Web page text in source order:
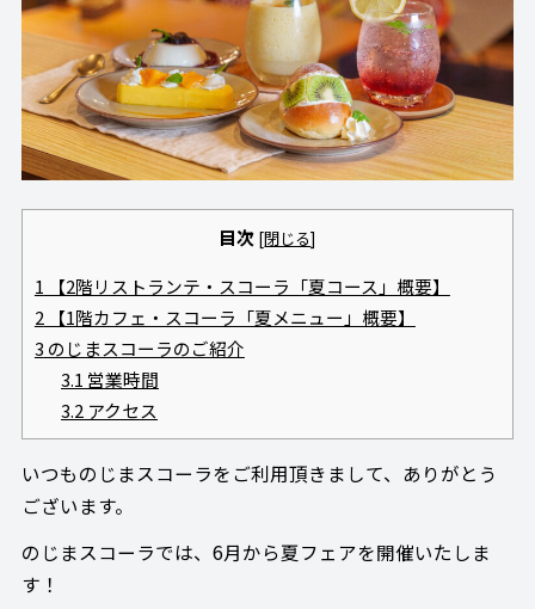
目次 [閉じる]
1 【2階リストランテ・スコーラ「夏コース」概要】
2【1階カフェ・スコーラ「夏メニュー」概要】
3 のじまスコーラのご紹介
3.1 営業時間
3.2 アクセス
いつものじまスコーラをご利用頂きまして、ありがとう
ございます。
のじまスコーラでは、6月から夏フェアを開催いたしま
す！